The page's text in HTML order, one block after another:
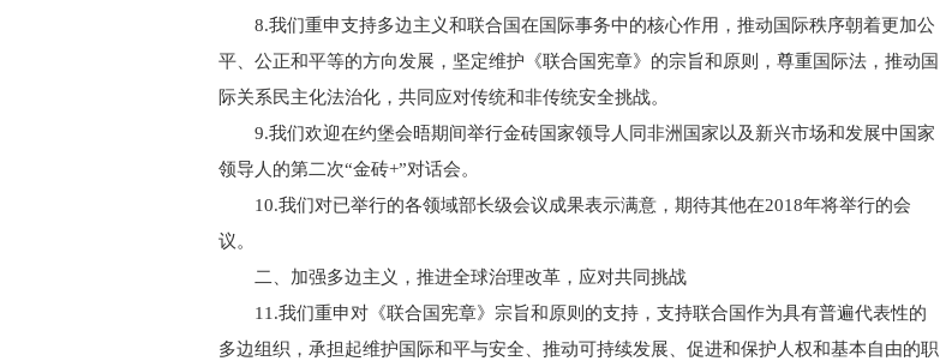
8.我们重申支持多边主义和联合国在国际事务中的核心作用，推动国际秩序朝着更加公
平、公正和平等的方向发展，坚定维护《联合国宪章》的宗旨和原则，尊重国际法，推动国
际关系民主化法治化，共同应对传统和非传统安全挑战。
9.我们欢迎在约堡会晤期间举行金砖国家领导人同非洲国家以及新兴市场和发展中国家
领导人的第二次“金砖+”对话会。
10.我们对已举行的各领域部长级会议成果表示满意，期待其他在2018年将举行的会
议。
二、加强多边主义，推进全球治理改革，应对共同挑战
11.我们重申对《联合国宪章》宗旨和原则的支持，支持联合国作为具有普遍代表性的
多边组织，承担起维护国际和平与安全、推动可持续发展、促进和保护人权和基本自由的职